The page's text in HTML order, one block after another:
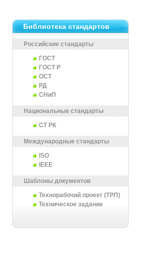
Библиотека стандартов
Российские стандарты
ГОСТ
ГОСТ Р
ОСТ
РД
СНиП
Национальные стандарты
СТ РК
Международные стандарты
ISO
IEEE
Шаблоны документов
Технорабочий проект (ТРП)
Техническое задание